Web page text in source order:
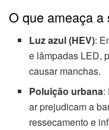
O que ameaça a
Luz azul (HEV):
e lâmpadas LED,
causar manchas.
Poluição urbana:
ar prejudicam a
ressecamento e